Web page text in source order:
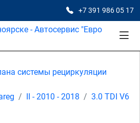
+7 391 986 05 17
системы рециркуляции
II - 2010 - 2018
3.0 TDI V6